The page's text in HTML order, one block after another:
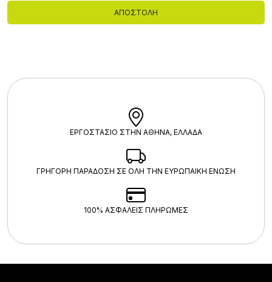
ΑΠΟΣΤΟΛΉ
ΕΡΓΟΣΤΑΣΙΟ ΣΤΗΝ ΑΘΗΝΑ, ΕΛΛΑΔΑ
ΓΡΗΓΟΡΗ ΠΑΡΑΔΟΣΗ ΣΕ ΟΛΗ ΤΗΝ ΕΥΡΩΠΑΙΚΗ ΕΝΩΣΗ
100% ΑΣΦΑΛΕΊΣ ΠΛΗΡΩΜΈΣ